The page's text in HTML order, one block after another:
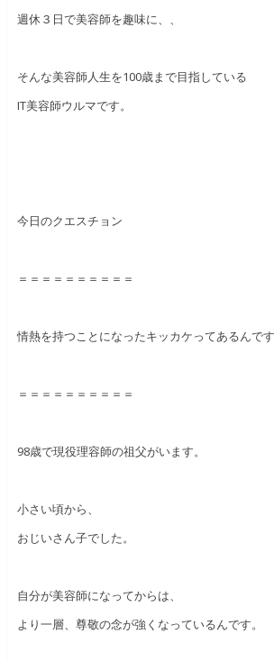
週休３日で美容師を趣味に、、
そんな美容師人生を100歳まで目指している
IT美容師ウルマです。
今日のクエスチョン
＝＝＝＝＝＝＝＝＝＝
情熱を持つことになったキッカケってあるんで
＝＝＝＝＝＝＝＝＝＝
98歳で現役理容師の祖父がいます。
小さい頃から、
おじいさん子でした。
自分が美容師になってからは、
より一層、尊敬の念が強くなっているんです。